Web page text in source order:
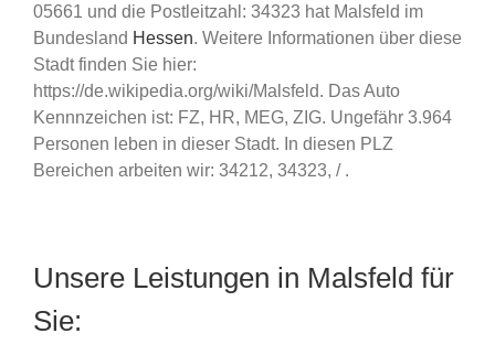
05661 und die Postleitzahl: 34323 hat Malsfeld im
Bundesland Hessen. Weitere Informationen über diese
Stadt finden Sie hier:
https://de.wikipedia.org/wiki/Malsfeld. Das Auto
Kennnzeichen ist: FZ, HR, MEG, ZIG. Ungefähr 3.964
Personen leben in dieser Stadt. In diesen PLZ
Bereichen arbeiten wir: 34212, 34323, / .
Unsere Leistungen in Malsfeld für
Sie: